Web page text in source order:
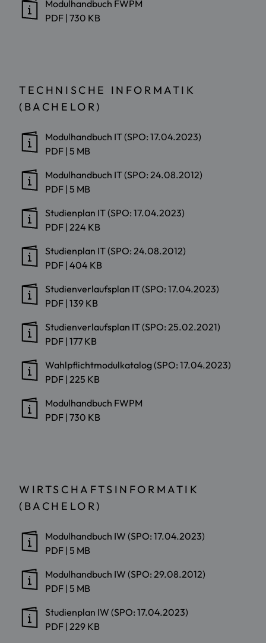
Modulhandbuch FWPM
PDF | 730 KB
TECHNISCHE INFORMATIK
(BACHELOR)
Modulhandbuch IT (SPO: 17.04.2023)
PDF | 5 MB
Modulhandbuch IT (SPO: 24.08.2012)
PDF | 5 MB
Studienplan IT (SPO: 17.04.2023)
PDF | 224 KB
Studienplan IT (SPO: 24.08.2012)
PDF | 404 KB
Studienverlaufsplan IT (SPO: 17.04.2023)
PDF | 139 KB
Studienverlaufsplan IT (SPO: 25.02.2021)
PDF | 177 KB
Wahlpflichtmodulkatalog (SPO: 17.04.2023)
PDF | 225 KB
Modulhandbuch FWPM
PDF | 730 KB
WIRTSCHAFTSINFORMATIK
(BACHELOR)
Modulhandbuch IW (SPO: 17.04.2023)
PDF | 5 MB
Modulhandbuch IW (SPO: 29.08.2012)
PDF | 5 MB
Studienplan IW (SPO: 17.04.2023)
PDF | 229 KB